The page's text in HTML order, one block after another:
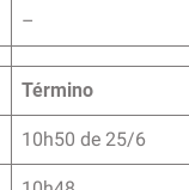
–
Término
10h50 de 25/6